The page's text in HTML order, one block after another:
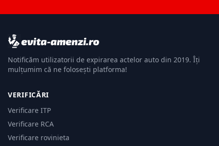
Notificăm utilizatorii de expirarea actelor auto din 2019. Îți
mulțumim că ne folosești platforma!
VERIFICĂRI
Verificare ITP
Verificare RCA
Verificare rovinieta